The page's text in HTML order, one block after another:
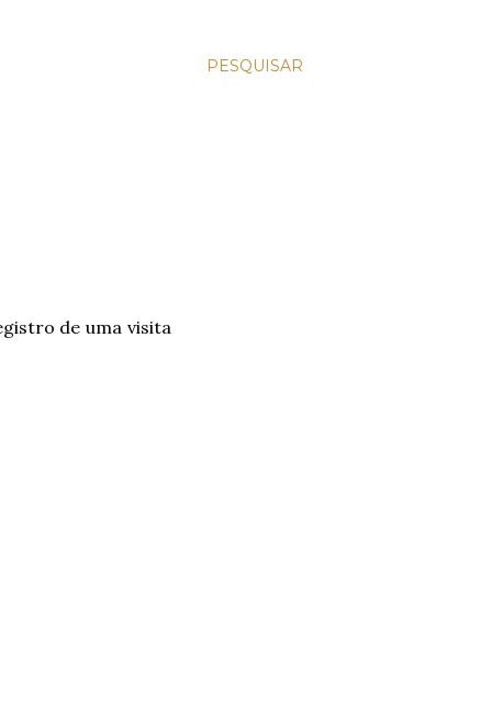
PESQUISAR
de uma visita